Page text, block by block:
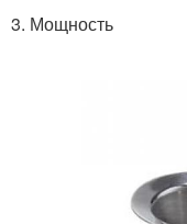
3. Мощность